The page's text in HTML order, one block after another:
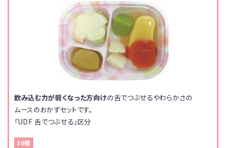
飲み込む力が弱くなった方向けの舌でつぶせるやわらかさの
ムースのおかずセットです。
「UDF 舌でつぶせる」区分
30種